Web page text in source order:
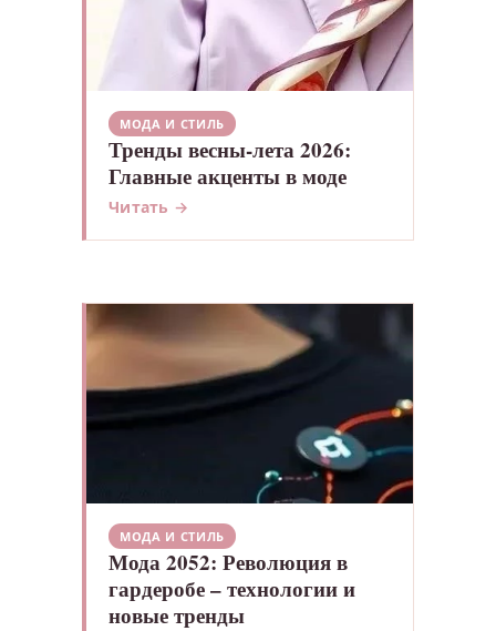
МОДА И СТИЛЬ
Тренды весны-лета 2026:
Главные акценты в моде
Читать →
МОДА И СТИЛЬ
Мода 2052: Революция в
гардеробе – технологии и
новые тренды